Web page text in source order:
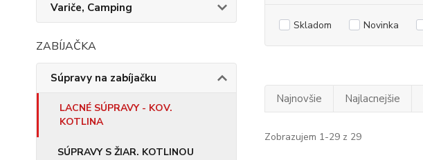
Variče, Camping
ZABÍJAČKA
Súpravy na zabíjačku
LACNÉ SÚPRAVY - KOV.
KOTLINA
SÚPRAVY S ŽIAR. KOTLINOU
Skladom Novinka
Najnovšie Najlacnejšie
Zobrazujem 1-29 z 29